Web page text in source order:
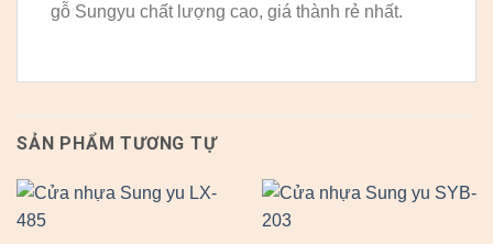
gỗ Sungyu chất lượng cao, giá thành rẻ nhất.
SẢN PHẨM TƯƠNG TỰ